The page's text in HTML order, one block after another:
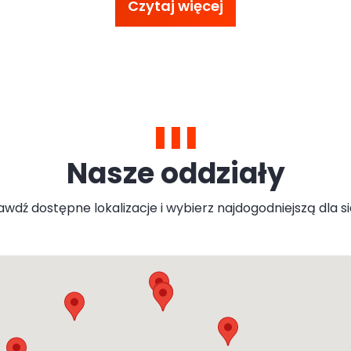
Czytaj więcej
Nasze oddziały
dostępne lokalizacje i wybierz najdogodniejszą dla